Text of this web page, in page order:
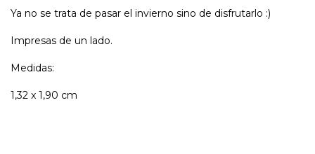
Ya no se trata de pasar el invierno sino de disfrutarlo :)
Impresas de un lado.
Medidas:
1,32 x 1,90 cm